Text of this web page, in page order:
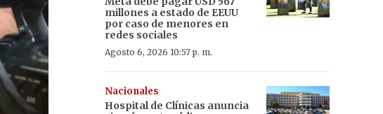
millones a estado de EEUU
por caso de menores en
redes sociales
Agosto 6, 2026 10:57 p. m.
Nacionales
Hospital de Clínicas anuncia